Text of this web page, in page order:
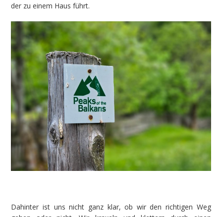
der zu einem Haus führt.
Dahinter ist uns nicht ganz klar, ob wir den richtigen Weg